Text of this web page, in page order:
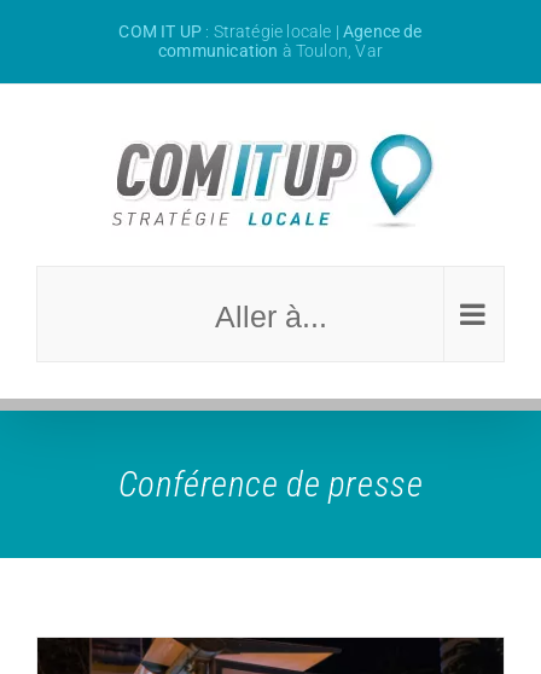
COM IT UP : Stratégie locale | Agence de
communication à Toulon, Var
Aller à...
Conférence de presse